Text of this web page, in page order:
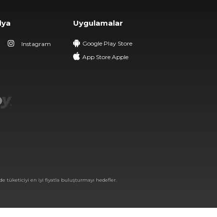
Instagram
Uygulamalar
Google Play Store
App Store Apple
tüketiciyi en iyi fiyatla buluşturmayı hedefler.